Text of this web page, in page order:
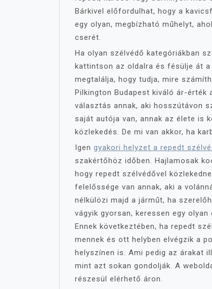
Bárkivel előfordulhat, hogy a
egy olyan, megbízható műhelyt,
cserét.
Ha olyan szélvédő kategóriákban
kattintson az oldalra és fésülje át
megtalálja, hogy tudja, mire
Pilkington Budapest kiváló ár-érték
választás annak, aki hosszútávon
saját autója van, annak az élete is
közlekedés. De mi van akkor, ha
Igen gyakori helyzet a repedt
szakértőhöz időben. Hajlamosak
hogy repedt szélvédővel
felelőssége van annak, aki a
nélkülözi majd a járműt, ha
vágyik gyorsan, keressen egy
Ennek következtében, ha repedt
mennek és ott helyben elvégzik a
helyszínen is. Ami pedig az árakat
mint azt sokan gondolják. A
részesül elérhető áron.